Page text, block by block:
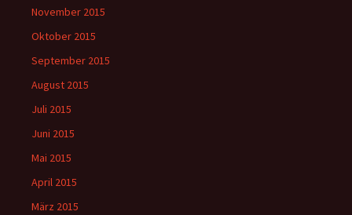
November 2015
Oktober 2015
September 2015
August 2015
Juli 2015
Juni 2015
Mai 2015
April 2015
März 2015